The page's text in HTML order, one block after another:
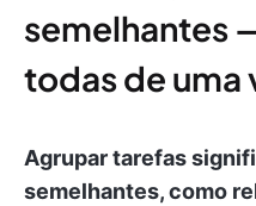
semelhantes
todas de uma
Agrupar tarefas
semelhantes, como